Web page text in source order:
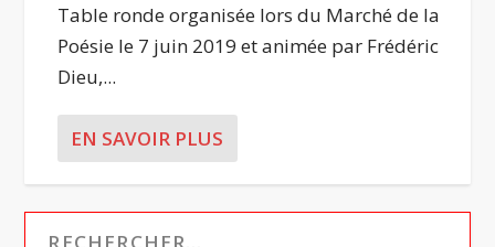
Table ronde organisée lors du Marché de la
Poésie le 7 juin 2019 et animée par Frédéric
Dieu,...
EN SAVOIR PLUS